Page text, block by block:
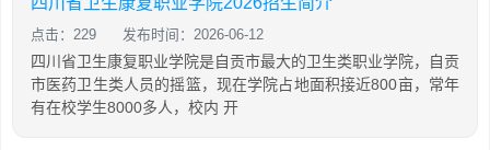
点击：229 发布时间：2026-06-12
四川省卫生康复职业学院是自贡市最大的卫生类职业学院，自贡
市医药卫生类人员的摇篮，现在学院占地面积接近800亩，常年
有在校学生8000多人，校内 开